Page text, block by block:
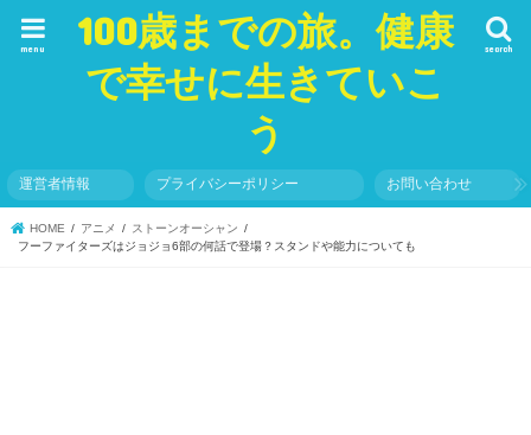
100歳までの旅。健康
で幸せに生きていこ
う
search
menu
運営者情報 プライバシーポリシー お問い合わせ
HOME アニメ
ストーンオーシャン
フーファイターズはジョジョ6部の何話で登場？スタンドや能力についても